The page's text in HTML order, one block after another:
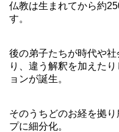
仏教は生まれてから約
す。
後の弟子たちが時代や
り、違う解釈を加えた
ョンが誕生。
そのうちどのお経を拠
プに細分化。